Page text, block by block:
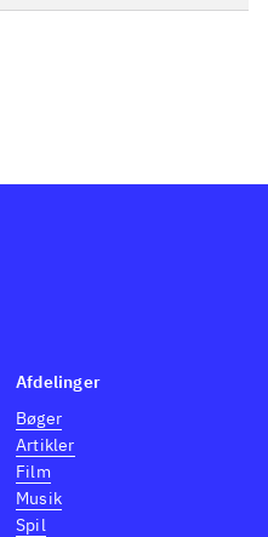
Afdelinger
Bøger
Artikler
Film
Musik
Spil